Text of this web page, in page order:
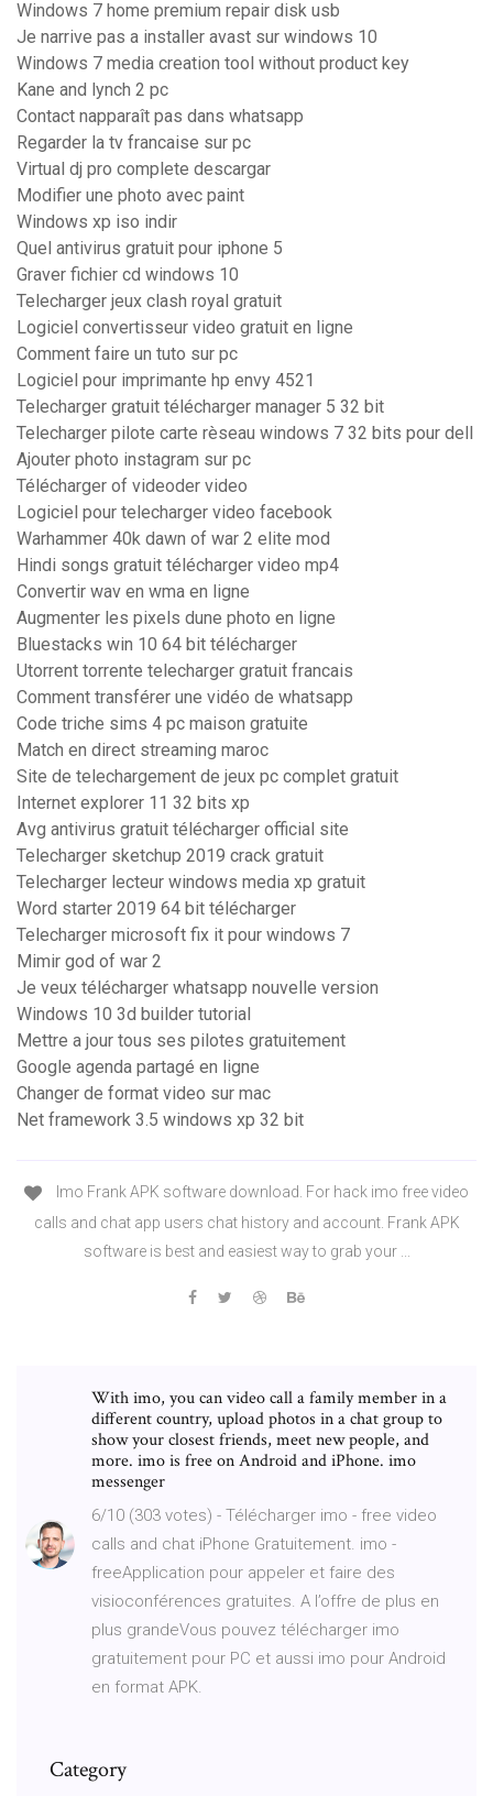
Windows 7 home premium repair disk usb
Je narrive pas a installer avast sur windows 10
Windows 7 media creation tool without product key
Kane and lynch 2 pc
Contact napparaît pas dans whatsapp
Regarder la tv francaise sur pc
Virtual dj pro complete descargar
Modifier une photo avec paint
Windows xp iso indir
Quel antivirus gratuit pour iphone 5
Graver fichier cd windows 10
Telecharger jeux clash royal gratuit
Logiciel convertisseur video gratuit en ligne
Comment faire un tuto sur pc
Logiciel pour imprimante hp envy 4521
Telecharger gratuit télécharger manager 5 32 bit
Telecharger pilote carte rèseau windows 7 32 bits pour dell
Ajouter photo instagram sur pc
Télécharger of videoder video
Logiciel pour telecharger video facebook
Warhammer 40k dawn of war 2 elite mod
Hindi songs gratuit télécharger video mp4
Convertir wav en wma en ligne
Augmenter les pixels dune photo en ligne
Bluestacks win 10 64 bit télécharger
Utorrent torrente telecharger gratuit francais
Comment transférer une vidéo de whatsapp
Code triche sims 4 pc maison gratuite
Match en direct streaming maroc
Site de telechargement de jeux pc complet gratuit
Internet explorer 11 32 bits xp
Avg antivirus gratuit télécharger official site
Telecharger sketchup 2019 crack gratuit
Telecharger lecteur windows media xp gratuit
Word starter 2019 64 bit télécharger
Telecharger microsoft fix it pour windows 7
Mimir god of war 2
Je veux télécharger whatsapp nouvelle version
Windows 10 3d builder tutorial
Mettre a jour tous ses pilotes gratuitement
Google agenda partagé en ligne
Changer de format video sur mac
Net framework 3.5 windows xp 32 bit
Imo Frank APK software download. For hack imo free video
calls and chat app users chat history and account. Frank APK
software is best and easiest way to grab your ...
With imo, you can video call a family member in a
different country, upload photos in a chat group to
show your closest friends, meet new people, and
more. imo is free on Android and iPhone. imo
messenger
6/10 (303 votes) - Télécharger imo - free video
calls and chat iPhone Gratuitement. imo -
freeApplication pour appeler et faire des
visioconférences gratuites. A l’offre de plus en
plus grandeVous pouvez télécharger imo
gratuitement pour PC et aussi imo pour Android
en format APK.
Category